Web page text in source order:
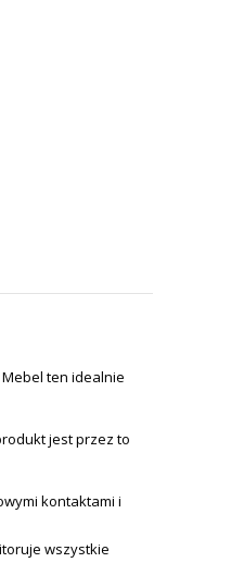
ten idealnie
jest przez to
kontaktami i
wszystkie